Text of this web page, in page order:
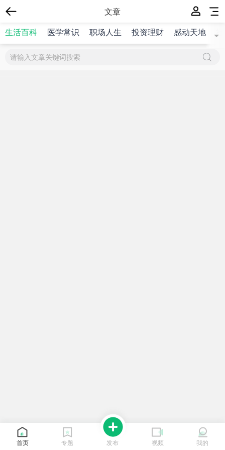
文章
生活百科
医学常识 职场人生 投资理财 感动天地
{$title}
首页 专题 发布 视频 我的